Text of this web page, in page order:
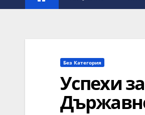
Без Категория
Успехи